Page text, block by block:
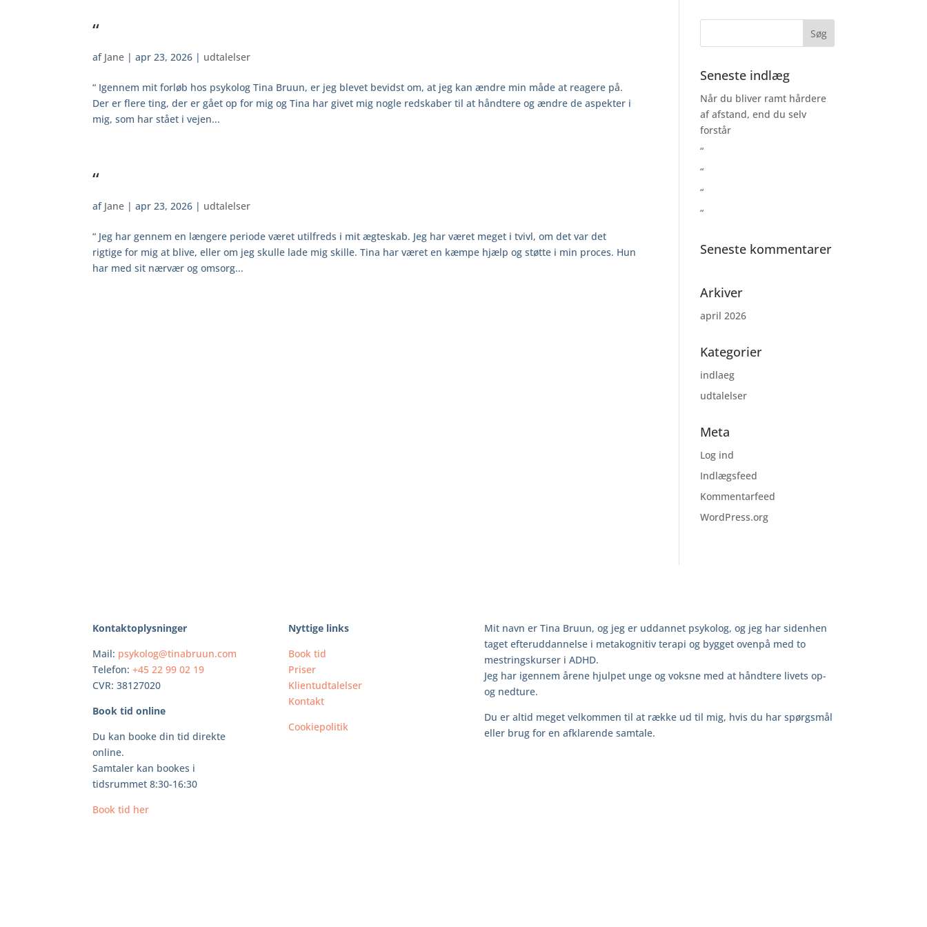
“
af Jane |apr 23, 2026 | udtalelser
“ Igennem mit forløb hos psykolog Tina Bruun, er jeg blevet bevidst om, at jeg kan ændre min måde at reagere på.
Der er flere ting, der er gået op for mig og Tina har givet mig nogle redskaber til at håndtere og ændre de aspekter i
mig, som har stået i vejen...
“
af Jane |apr 23, 2026 | udtalelser
“ Jeg har gennem en længere periode været utilfreds i mit ægteskab. Jeg har været meget i tvivl, om det var det
rigtige for mig at blive, eller om jeg skulle lade mig skille. Tina har været en kæmpe hjælp og støtte i min proces. Hun
har med sit nærvær og omsorg...
Seneste indlæg
Når du bliver ramt hårdere
af afstand, end du selv
forstår
“
“
“
“
Seneste kommentarer
Arkiver
april 2026
Kategorier
indlaeg
udtalelser
Meta
Log ind
Indlægsfeed
Kommentarfeed
WordPress.org
Kontaktoplysninger
Mail: psykolog@tinabruun.com
Telefon:+45 22 99 02 19
CVR: 38127020
Book tid online
Du kan booke din tid direkte
online.
Samtaler kan bookes i
tidsrummet 8:30-16:30
Book tid her
Nyttige links
Book tid
Priser
Klientudtalelser
Kontakt
Cookiepolitik
Mit navn er Tina Bruun, og jeg er uddannet psykolog, og jeg har sidenhen
taget efteruddannelse i metakognitiv terapi og bygget ovenpå med to
mestringskurser i ADHD.
Jeg har igennem årene hjulpet unge og voksne med at håndtere livets op-
og nedture.
Du er altid meget velkommen til at række ud til mig, hvis du har spørgsmål
eller brug for en afklarende samtale.